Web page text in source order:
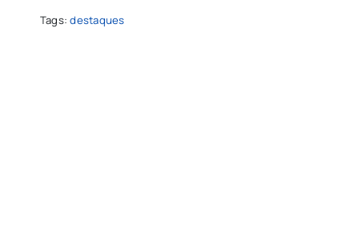
Tags:destaques